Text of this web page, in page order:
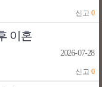
신고 0
이혼
2026-07-28
신고 0